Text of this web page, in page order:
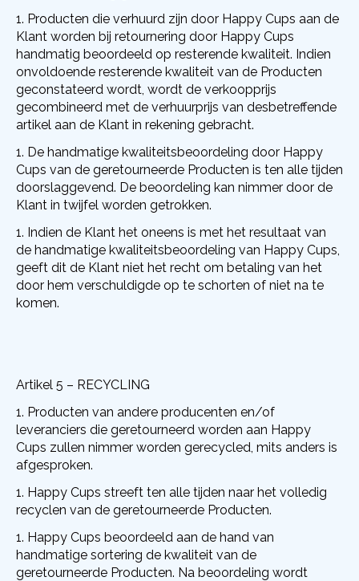
Producten die verhuurd zijn door Happy Cups aan de
Klant worden bij retournering door Happy Cups
handmatig beoordeeld op resterende kwaliteit. Indien
onvoldoende resterende kwaliteit van de Producten
geconstateerd wordt, wordt de verkoopprijs
gecombineerd met de verhuurprijs van desbetreffende
artikel aan de Klant in rekening gebracht.
De handmatige kwaliteitsbeoordeling door Happy
Cups van de geretourneerde Producten is ten alle tijden
doorslaggevend. De beoordeling kan nimmer door de
Klant in twijfel worden getrokken.
Indien de Klant het oneens is met het resultaat van
de handmatige kwaliteitsbeoordeling van Happy Cups,
geeft dit de Klant niet het recht om betaling van het
door hem verschuldigde op te schorten of niet na te
komen.
Artikel 5 – RECYCLING
Producten van andere producenten en/of
leveranciers die geretourneerd worden aan Happy
Cups zullen nimmer worden gerecycled, mits anders is
afgesproken.
Happy Cups streeft ten alle tijden naar het volledig
recyclen van de geretourneerde Producten.
Happy Cups beoordeeld aan de hand van
handmatige sortering de kwaliteit van de
geretourneerde Producten. Na beoordeling wordt